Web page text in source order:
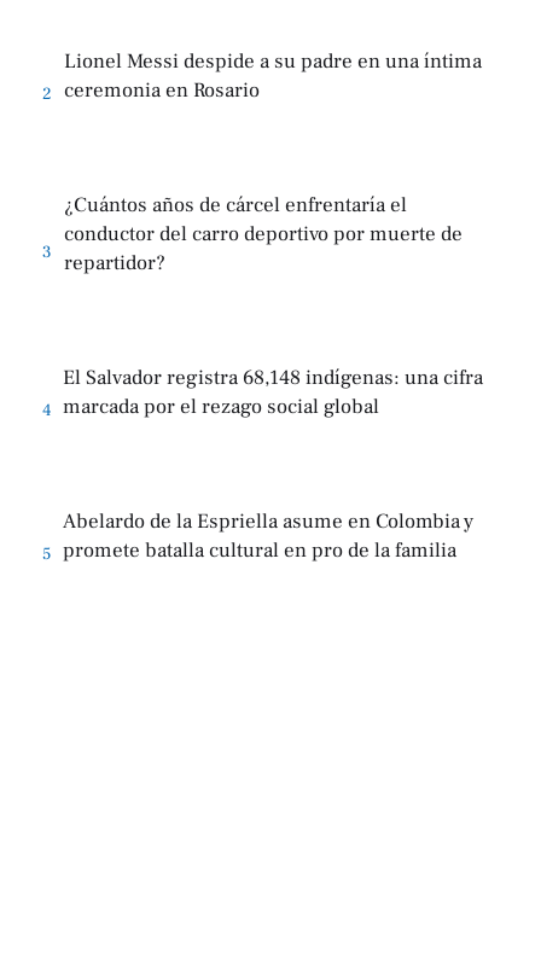
2
Lionel Messi despide a su padre en una íntima
ceremonia en Rosario
3
¿Cuántos años de cárcel enfrentaría el
conductor del carro deportivo por muerte de
repartidor?
4
El Salvador registra 68,148 indígenas: una cifra
marcada por el rezago social global
5
Abelardo de la Espriella asume en Colombia y
promete batalla cultural en pro de la familia